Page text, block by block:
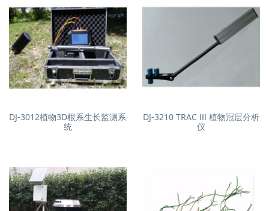
DJ-3012植物3D根系生长监测系
统
DJ-3210 TRAC Ⅲ 植物冠层分析
仪